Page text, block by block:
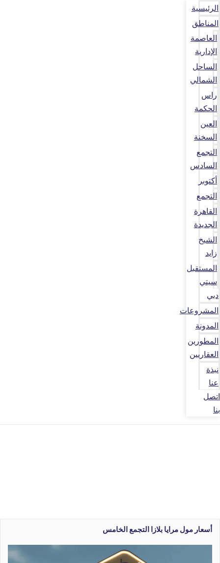
الرئيسية
المناطق
العاصمة
الإدارية
الساحل
الشمالي
راس
الحكمة
العين
السخنة
التجمع
السادس
أكتوبر
التجمع
القاهرة
الجديدة
الشيخ
زايد
المستقبل
سيتي
دبي
المشروعات
المدونة
المطورين
العقاريين
نبذة
عنا
اتصل
بنا
أسعار مول مرايا بلازا التجمع الخامس